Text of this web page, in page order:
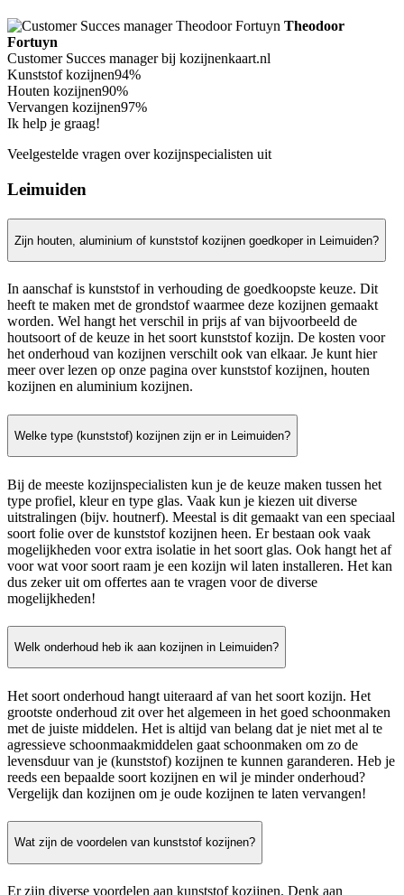
Theodoor
Fortuyn
Customer Succes manager bij kozijnenkaart.nl
Kunststof kozijnen94%
Houten kozijnen90%
Vervangen kozijnen97%
Ik help je graag!
Veelgestelde vragen over kozijnspecialisten uit
Leimuiden
Zijn houten, aluminium of kunststof kozijnen goedkoper in Leimuiden?
In aanschaf is kunststof in verhouding de goedkoopste keuze. Dit
heeft te maken met de grondstof waarmee deze kozijnen gemaakt
worden. Wel hangt het verschil in prijs af van bijvoorbeeld de
houtsoort of de keuze in het soort kunststof kozijn. De kosten voor
het onderhoud van kozijnen verschilt ook van elkaar. Je kunt hier
meer over lezen op onze pagina over kunststof kozijnen, houten
kozijnen en aluminium kozijnen.
Welke type (kunststof) kozijnen zijn er in Leimuiden?
Bij de meeste kozijnspecialisten kun je de keuze maken tussen het
type profiel, kleur en type glas. Vaak kun je kiezen uit diverse
uitstralingen (bijv. houtnerf). Meestal is dit gemaakt van een speciaal
soort folie over de kunststof kozijnen heen. Er bestaan ook vaak
mogelijkheden voor extra isolatie in het soort glas. Ook hangt het af
voor wat voor soort raam je een kozijn wil laten installeren. Het kan
dus zeker uit om offertes aan te vragen voor de diverse
mogelijkheden!
Welk onderhoud heb ik aan kozijnen in Leimuiden?
Het soort onderhoud hangt uiteraard af van het soort kozijn. Het
grootste onderhoud zit over het algemeen in het goed schoonmaken
met de juiste middelen. Het is altijd van belang dat je niet met al te
agressieve schoonmaakmiddelen gaat schoonmaken om zo de
levensduur van je (kunststof) kozijnen te kunnen garanderen. Heb je
reeds een bepaalde soort kozijnen en wil je minder onderhoud?
Vergelijk dan kozijnen om je oude kozijnen te laten vervangen!
Wat zijn de voordelen van kunststof kozijnen?
Er zijn diverse voordelen aan kunststof kozijnen. Denk aan